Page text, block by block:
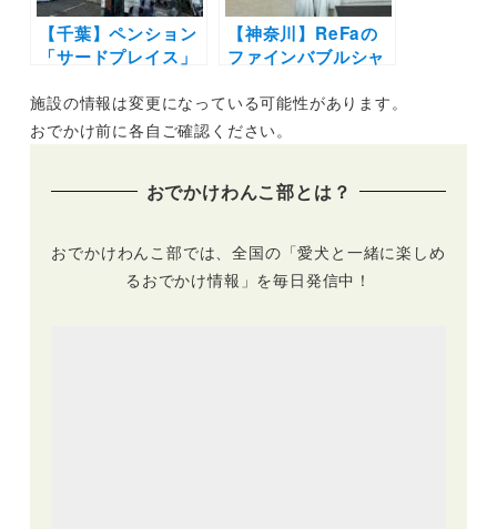
【千葉】ペンション
「サードプレイス」
設が増設！宿泊施設
やオープンデッキカ
【神奈川】ReFaの
ファインバブルシャ
る！「ハイアット リ
ージェンシー 箱根
ルームに期間限定で
施設の情報は変更になっている可能性があります。
おでかけ前に各自ご確認ください。
おでかけわんこ部とは？
おでかけわんこ部では、全国の「愛犬と一緒に楽しめ
るおでかけ情報」を毎日発信中！